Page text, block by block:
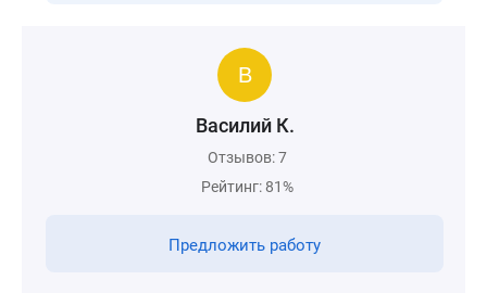
Василий К.
Отзывов: 7
Рейтинг: 81%
Предложить работу